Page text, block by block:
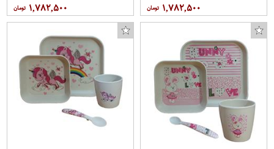
۱,۷۸۲,۵۰۰ ۱,۷۸۲,۵۰۰